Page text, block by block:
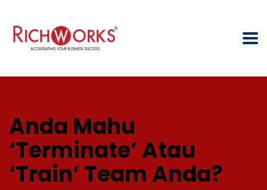
Anda Mahu
‘Terminate’ Atau
‘Train’ Team Anda?